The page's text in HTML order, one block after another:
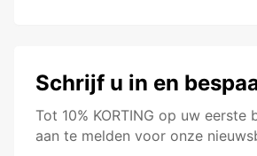
Schrijf u in en
Tot 10% KORTING op uw eerste
aan te melden voor onze